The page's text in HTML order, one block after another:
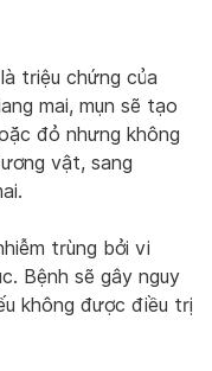
triệu chứng của
mai, mụn sẽ tạo
đỏ nhưng không
vật, sang
trùng bởi vi
Bệnh sẽ gây nguy
không được điều trị